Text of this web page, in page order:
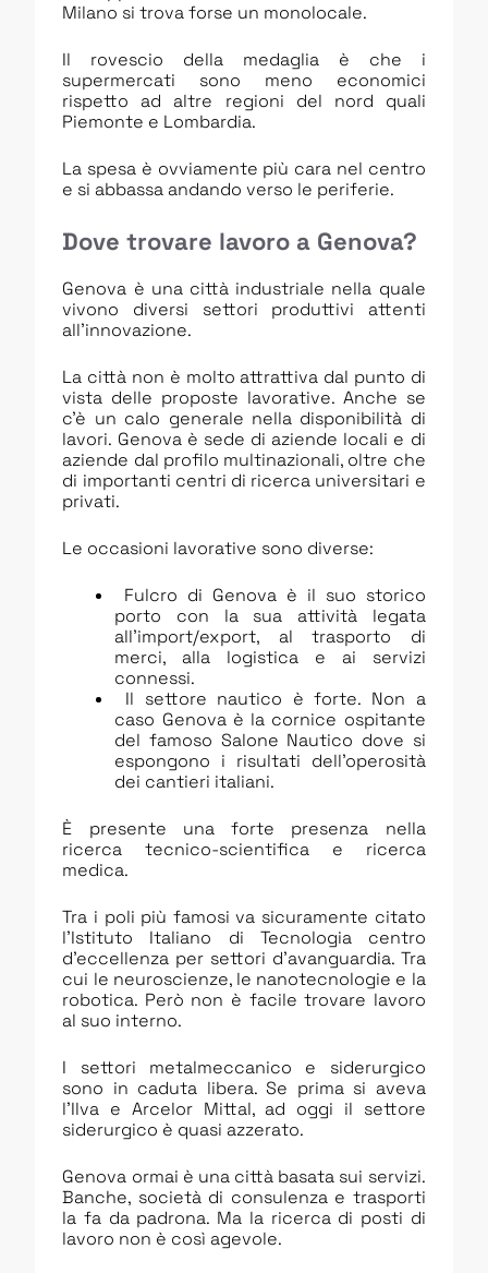
Milano si trova forse un monolocale.
Il rovescio della medaglia è che i
supermercati sono meno economici
rispetto ad altre regioni del nord quali
Piemonte e Lombardia.
La spesa è ovviamente più cara nel centro
e si abbassa andando verso le periferie.
Dove trovare lavoro a Genova?
Genova è una città industriale nella quale
vivono diversi settori produttivi attenti
all’innovazione.
La città non è molto attrattiva dal punto di
vista delle proposte lavorative. Anche se
c’è un calo generale nella disponibilità di
lavori. Genova è sede di aziende locali e di
aziende dal profilo multinazionali, oltre che
di importanti centri di ricerca universitari e
privati.
Le occasioni lavorative sono diverse:
Fulcro di Genova è il suo storico
porto con la sua attività legata
all’import/export, al trasporto di
merci, alla logistica e ai servizi
connessi.
Il settore nautico è forte. Non a
caso Genova è la cornice ospitante
del famoso Salone Nautico dove si
espongono i risultati dell’operosità
dei cantieri italiani.
È presente una forte presenza nella
ricerca tecnico-scientifica e ricerca
medica.
Tra i poli più famosi va sicuramente citato
l’Istituto Italiano di Tecnologia centro
d’eccellenza per settori d’avanguardia. Tra
cui le neuroscienze, le nanotecnologie e la
robotica. Però non è facile trovare lavoro
al suo interno.
I settori metalmeccanico e siderurgico
sono in caduta libera. Se prima si aveva
l’Ilva e Arcelor Mittal, ad oggi il settore
siderurgico è quasi azzerato.
Genova ormai è una città basata sui servizi.
Banche, società di consulenza e trasporti
la fa da padrona. Ma la ricerca di posti di
lavoro non è così agevole.